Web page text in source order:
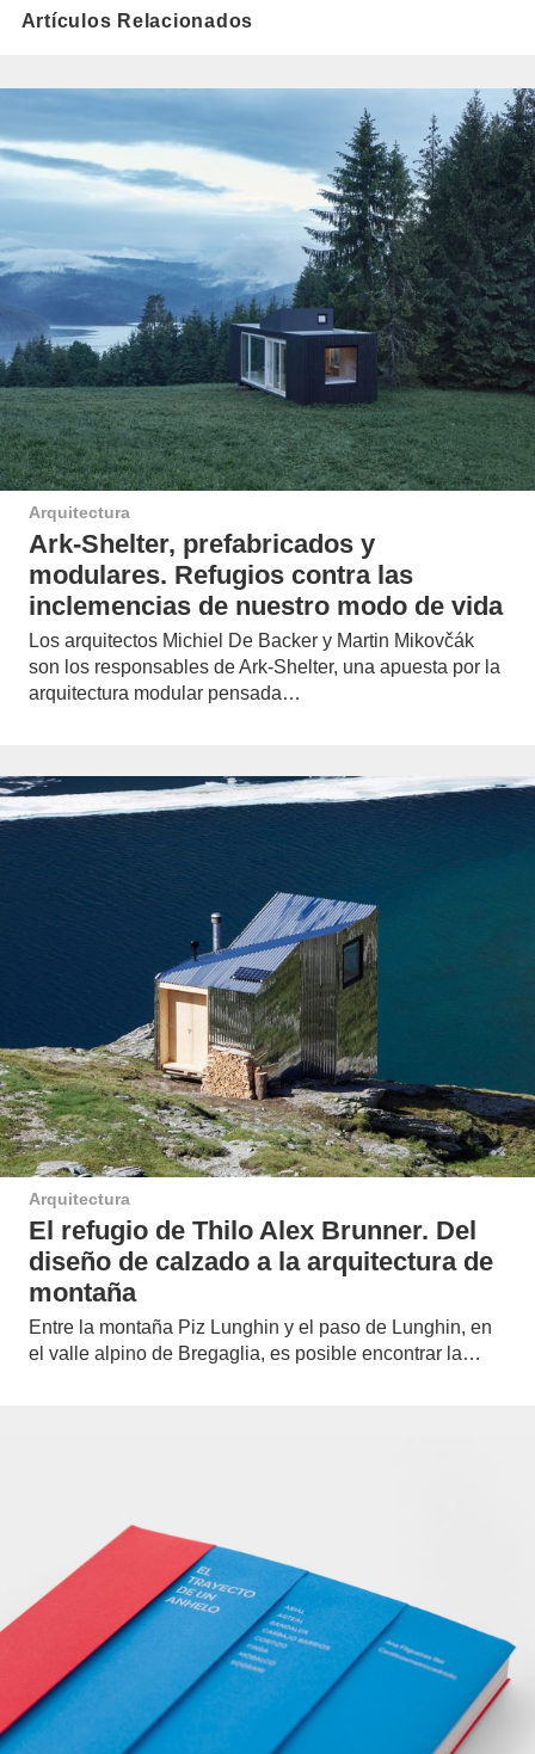
Artículos Relacionados
Arquitectura
Ark-Shelter, prefabricados y
modulares. Refugios contra las
inclemencias de nuestro modo de vida
Los arquitectos Michiel De Backer y Martin Mikovčák
son los responsables de Ark-Shelter, una apuesta por la
arquitectura modular pensada…
Arquitectura
El refugio de Thilo Alex Brunner. Del
diseño de calzado a la arquitectura de
montaña
Entre la montaña Piz Lunghin y el paso de Lunghin, en
el valle alpino de Bregaglia, es posible encontrar la…